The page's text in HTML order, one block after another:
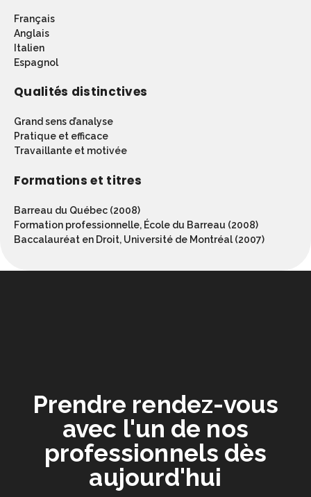
Français
Anglais
Italien
Espagnol
Qualités distinctives
Grand sens d’analyse
Pratique et efficace
Travaillante et motivée
Formations et titres
Barreau du Québec (2008)
Formation professionnelle, École du Barreau (2008)
Baccalauréat en Droit, Université de Montréal (2007)
Prendre rendez-vous
avec l'un de nos
professionnels dès
aujourd'hui